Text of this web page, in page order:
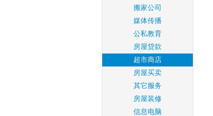
搬家公司
媒体传播
公私教育
房屋贷款
超市商店
房屋买卖
其它服务
房屋装修
信息电脑